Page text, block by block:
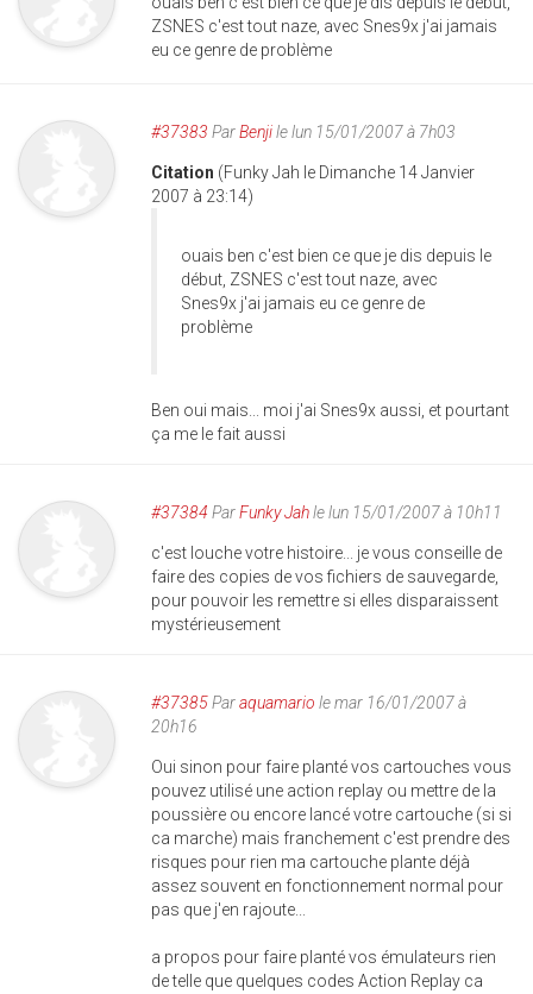
ZSNES c'est tout naze, avec Snes9x j'ai jamais
eu ce genre de problème
#37383 ParBenjile lun 15/01/2007 à 7h03
Citation (Funky Jah le Dimanche 14 Janvier
2007 à 23:14)
ouais ben c'est bien ce que je dis depuis le
début, ZSNES c'est tout naze, avec
Snes9x j'ai jamais eu ce genre de
problème
Ben oui mais... moi j'ai Snes9x aussi, et pourtant
ça me le fait aussi
#37384 ParFunky Jahle lun 15/01/2007 à 10h11
c'est louche votre histoire... je vous conseille de
faire des copies de vos fichiers de sauvegarde,
pour pouvoir les remettre si elles disparaissent
mystérieusement
#37385Paraquamario le mar 16/01/2007 à
20h16
Oui sinon pour faire planté vos cartouches vous
pouvez utilisé une action replay ou mettre de la
poussière ou encore lancé votre cartouche (si si
ca marche) mais franchement c'est prendre des
risques pour rien ma cartouche plante déjà
assez souvent en fonctionnement normal pour
pas que j'en rajoute...
a propos pour faire planté vos émulateurs rien
de telle que quelques codes Action Replay ca